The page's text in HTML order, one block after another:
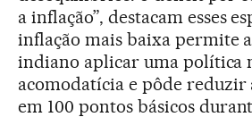
a inflação”, destacam esses
inflação mais baixa permite
indiano aplicar uma política
acomodatícia e pôde reduzir
em 100 pontos básicos